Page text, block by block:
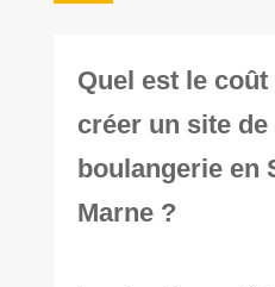
Quel est le
créer un site de
boulangerie en
Marne ?